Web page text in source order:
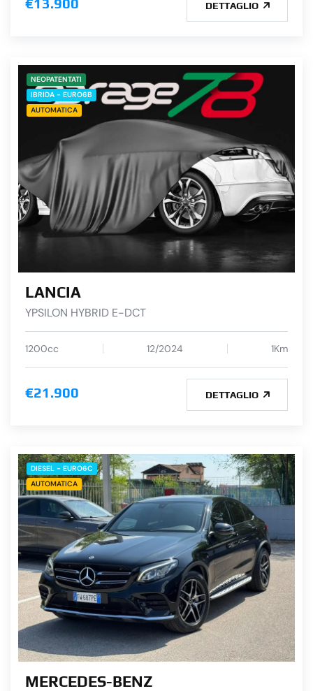
DETTAGLIO
NEOPATENTATI
IBRIDA - EURO6B
AUTOMATICA
LANCIA
YPSILON HYBRID E-DCT
1200cc 12/2024 1Km
€21.900 DETTAGLIO
DIESEL - EURO6C
AUTOMATICA
MERCEDES-BENZ